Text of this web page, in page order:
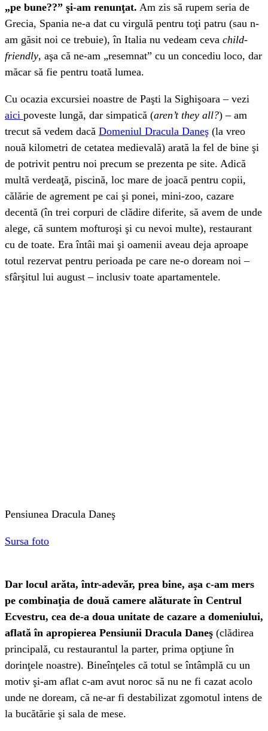
„pe bune??” şi-am renunţat. Am zis să rupem seria de
Grecia, Spania ne-a dat cu virgulă pentru toţi patru (sau n-
am găsit noi ce trebuie), în Italia nu vedeam ceva child-
friendly, aşa că ne-am „resemnat” cu un concediu loco, dar
măcar să fie pentru toată lumea.
Cu ocazia excursiei noastre de Paşti la Sighişoara – vezi
aici poveste lungă, dar simpatică (aren’t they all?) – am
trecut să vedem dacă Domeniul Dracula Daneş (la vreo
nouă kilometri de cetatea medievală) arată la fel de bine şi
de potrivit pentru noi precum se prezenta pe site. Adică
multă verdeaţă, piscină, loc mare de joacă pentru copii,
călărie de agrement pe cai şi ponei, mini-zoo, cazare
decentă (în trei corpuri de clădire diferite, să avem de unde
alege, că suntem mofturoşi şi cu nevoi multe), restaurant
cu de toate. Era întâi mai şi oamenii aveau deja aproape
totul rezervat pentru perioada pe care ne-o doream noi –
sfârşitul lui august – inclusiv toate apartamentele.
Pensiunea Dracula Daneş
Sursa foto
Dar locul arăta, într-adevăr, prea bine, aşa c-am mers
pe combinaţia de două camere alăturate în Centrul
Ecvestru, cea de-a doua unitate de cazare a domeniului,
aflată în apropierea Pensiunii Dracula Daneş (clădirea
principală, cu restaurantul la parter, prima opţiune în
dorinţele noastre). Bineînţeles că totul se întâmplă cu un
motiv şi-am aflat c-am avut noroc să nu ne fi cazat acolo
unde ne doream, că ne-ar fi destabilizat zgomotul intens de
la bucătărie şi sala de mese.